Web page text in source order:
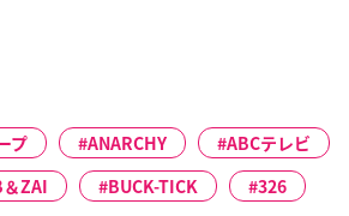
プ ANARCHY
ABCテレビ
＆ZAI BUCK-TICK 326